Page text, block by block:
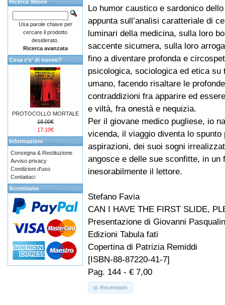
Lo humor caustico e sardonico
appunta sull’analisi caratteriale di
luminari della medicina, sulla loro
saccente sicumera, sulla loro
fino a diventare profonda e
psicologica, sociologica ed etica su
umano, facendo risaltare le profonde
contraddizioni fra apparire ed
e viltà, fra onestà e nequizia.
Per il giovane medico pugliese, io
vicenda, il viaggio diventa lo
aspirazioni, dei suoi sogni
angosce e delle sue sconfitte, in
inesorabilmente il lettore.
Stefano Favia
CAN I HAVE THE FIRST SLIDE,
Presentazione di Giovanni
Edizioni Tabula fati
Copertina di Patrizia Remiddi
[ISBN-88-87220-41-7]
Pag. 144 - € 7,00
Recensioni
Ricerca Veloce
Usa parole chiave per
cercare il prodotto
desiderato.
Ricerca avanzata
Cosa c'e' di nuovo?
PROTOCOLLO MORTALE
18.00€
17.10€
Informazioni
Consegna & Restituzione
Avviso privacy
Condizioni d'uso
Contattaci
Accettiamo